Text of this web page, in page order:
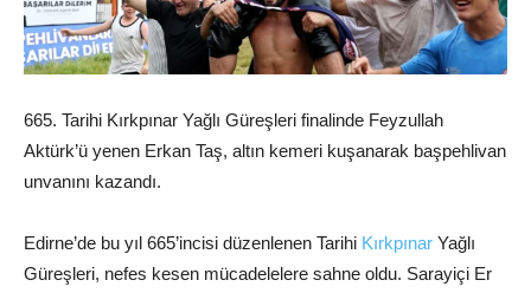
665. Tarihi Kırkpınar Yağlı Güreşleri finalinde Feyzullah
Aktürk’ü yenen Erkan Taş, altın kemeri kuşanarak başpehlivan
unvanını kazandı.
Edirne’de bu yıl 665’incisi düzenlenen Tarihi Kırkpınar Yağlı
Güreşleri, nefes kesen mücadelelere sahne oldu. Sarayiçi Er